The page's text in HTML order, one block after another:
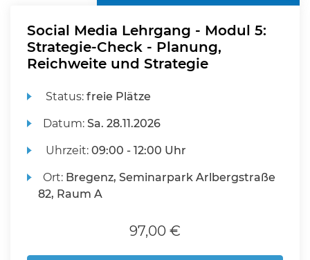
Social Media Lehrgang - Modul 5:
Strategie-Check - Planung,
Reichweite und Strategie
Status:freie Plätze
Datum:Sa. 28.11.2026
Uhrzeit:09:00 - 12:00 Uhr
Ort: Bregenz, Seminarpark Arlbergstraße
82, Raum A
97,00 €